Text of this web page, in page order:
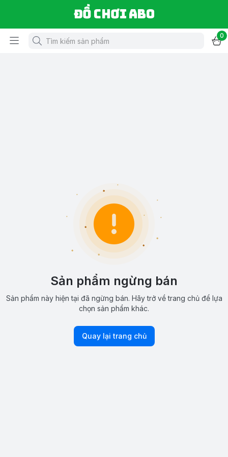
Đồ chơi ABO
0
Sản phẩm ngừng bán
Sản phẩm này hiện tại đã ngừng bán. Hãy trở về trang chủ để lựa
chọn sản phẩm khác.
Quay lại trang chủ